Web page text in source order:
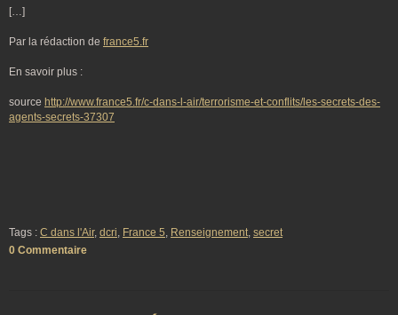
[…]
Par la rédaction de france5.fr
En savoir plus :
source http://www.france5.fr/c-dans-l-air/terrorisme-et-conflits/les-secrets-des-
agents-secrets-37307
Tags : C dans l'Air, dcri, France 5, Renseignement, secret
0 Commentaire